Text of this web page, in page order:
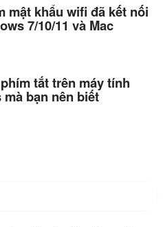
mật khẩu wifi đã kết nối
7/10/11 và Mac
tắt trên máy tính
bạn nên biết